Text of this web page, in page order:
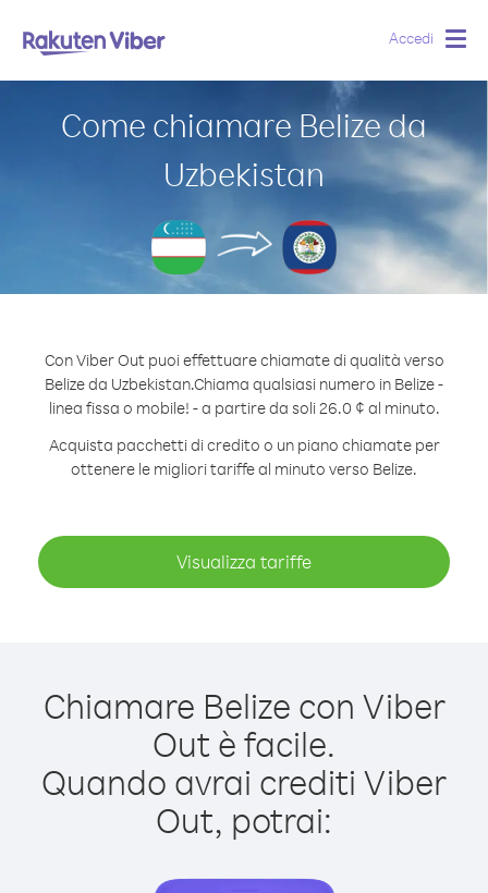
Accedi
Come chiamare Belize da
Uzbekistan
Con Viber Out puoi effettuare chiamate di qualità verso
Belize da Uzbekistan.Chiama qualsiasi numero in Belize -
linea fissa o mobile! - a partire da soli 26.0 ¢ al minuto.
Acquista pacchetti di credito o un piano chiamate per
ottenere le migliori tariffe al minuto verso Belize.
Visualizza tariffe
Chiamare Belize con Viber
Out è facile.
Quando avrai crediti Viber
Out, potrai: